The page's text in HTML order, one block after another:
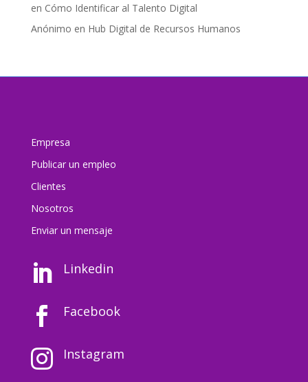
en Cómo Identificar al Talento Digital
Anónimo en Hub Digital de Recursos Humanos
Empresa
Publicar un empleo
Clientes
Nosotros
Enviar un mensaje
 Linkedin
 Facebook
 Instagram